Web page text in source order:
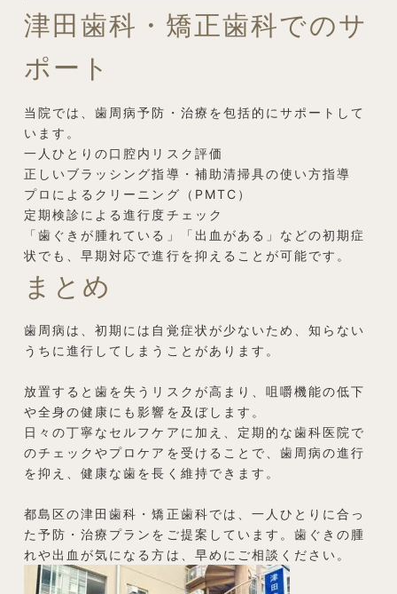
津田歯科・矯正歯科でのサ
ポート
当院では、歯周病予防・治療を包括的にサポートして
います。
一人ひとりの口腔内リスク評価
正しいブラッシング指導・補助清掃具の使い方指導
プロによるクリーニング（PMTC）
定期検診による進行度チェック
「歯ぐきが腫れている」「出血がある」などの初期症
状でも、早期対応で進行を抑えることが可能です。
まとめ
歯周病は、初期には自覚症状が少ないため、知らない
うちに進行してしまうことがあります。
放置すると歯を失うリスクが高まり、咀嚼機能の低下
や全身の健康にも影響を及ぼします。
日々の丁寧なセルフケアに加え、定期的な歯科医院で
のチェックやプロケアを受けることで、歯周病の進行
を抑え、健康な歯を長く維持できます。
都島区の津田歯科・矯正歯科では、一人ひとりに合っ
た予防・治療プランをご提案しています。歯ぐきの腫
れや出血が気になる方は、早めにご相談ください。